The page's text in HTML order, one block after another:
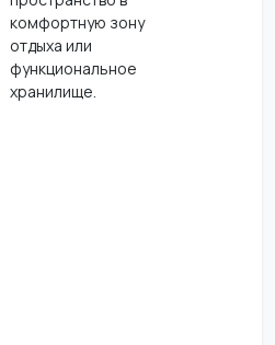
комфортную зону
отдыха или
функциональное
хранилище.